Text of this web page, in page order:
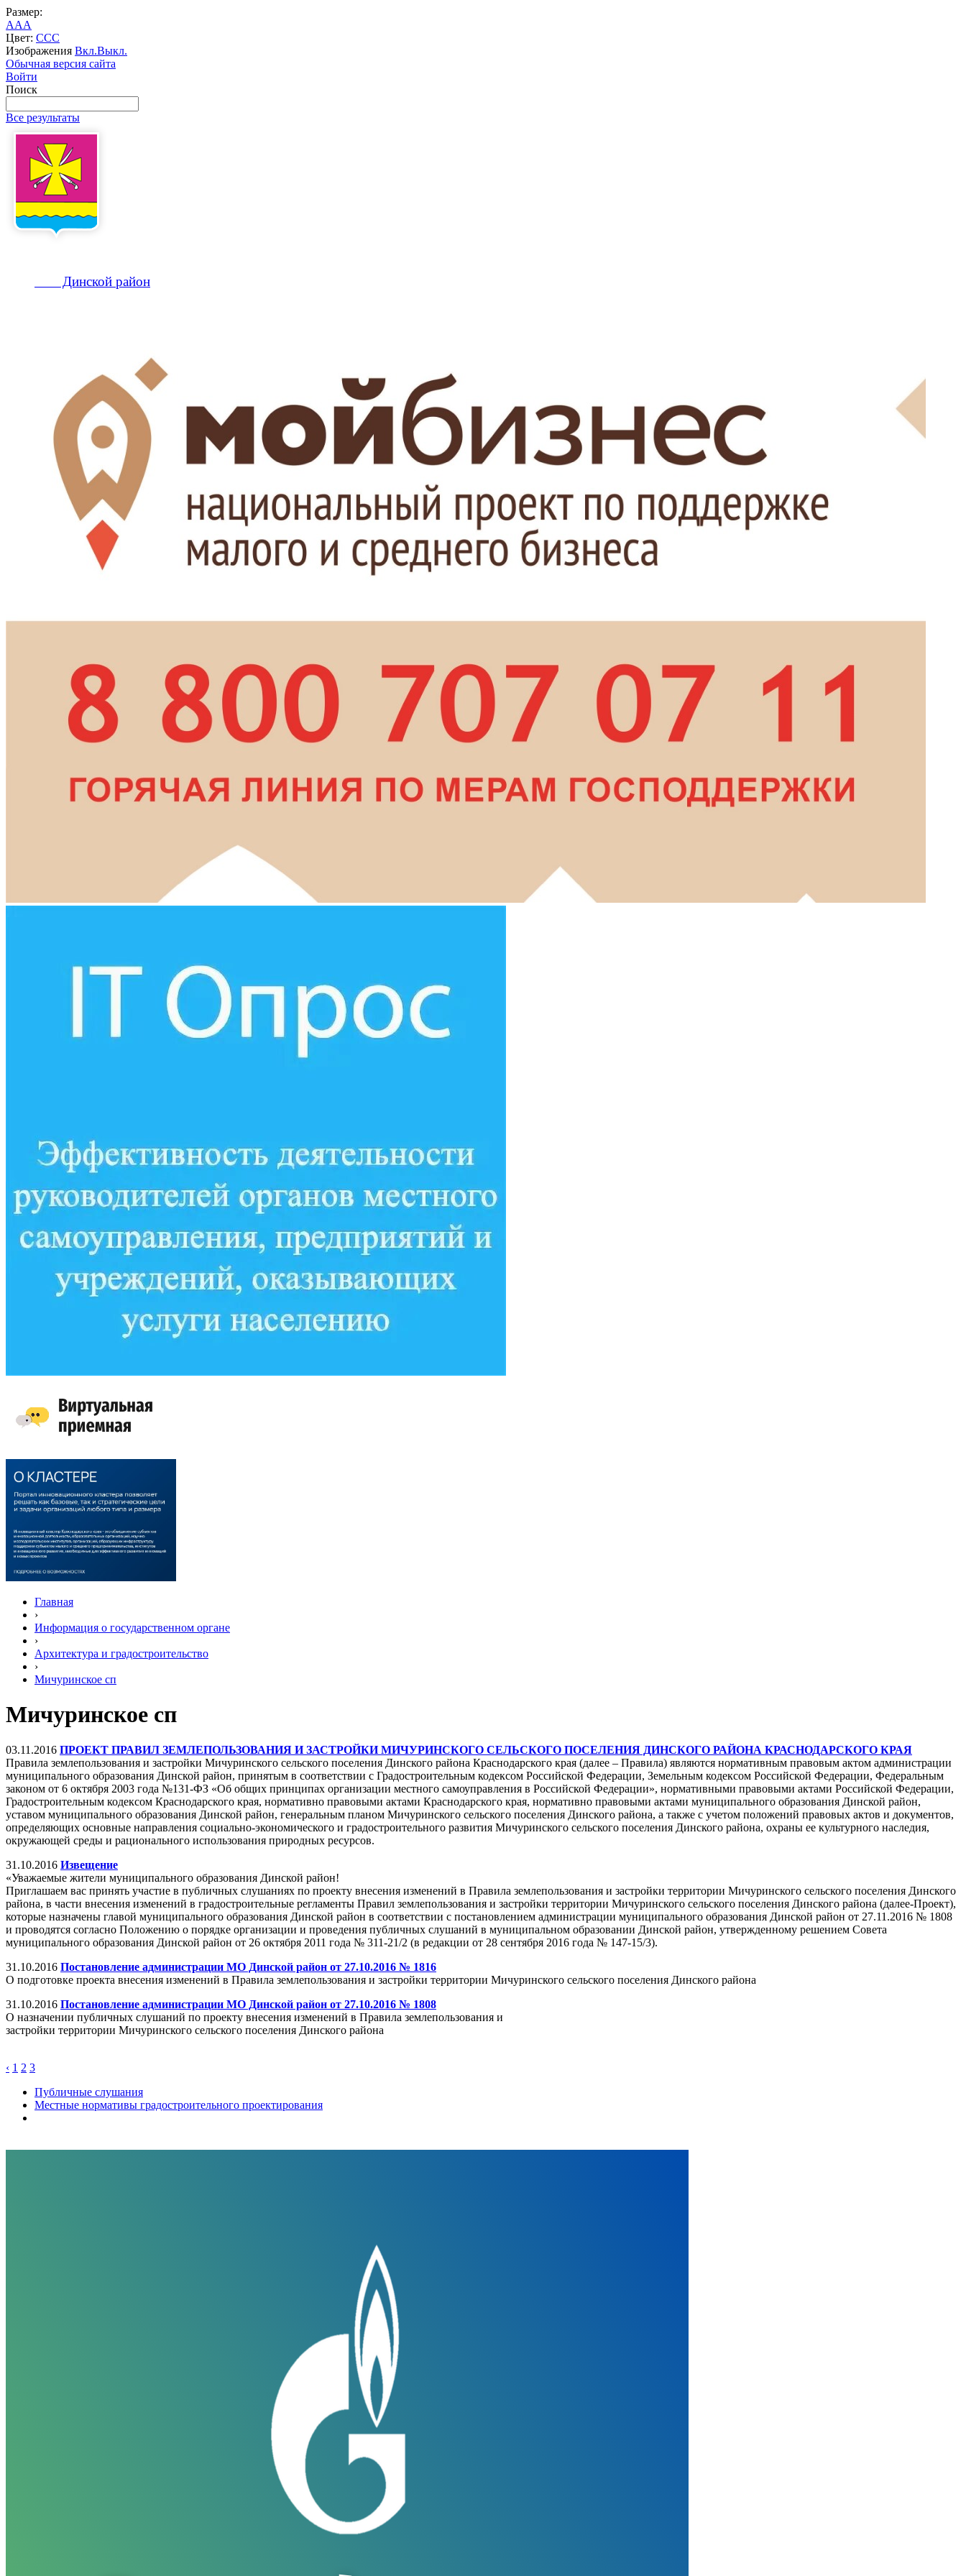
Размер:
AAA
Цвет: CCC
Изображения Вкл.Выкл.
Обычная версия сайта
Войти
Поиск
Все результаты
Динской район
Главная
›
Информация о государственном органе
›
Архитектура и градостроительство
›
Мичуринское сп
Мичуринское сп
03.11.2016 ПРОЕКТ ПРАВИЛ ЗЕМЛЕПОЛЬЗОВАНИЯ И ЗАСТРОЙКИ МИЧУРИНСКОГО СЕЛЬСКОГО ПОСЕЛЕНИЯ ДИНСКОГО РАЙОНА КРАСНОДАРСКОГО КРАЯ
Правила землепользования и застройки Мичуринского сельского поселения Динского района Краснодарского края (далее – Правила) являются нормативным правовым актом администрации
муниципального образования Динской район, принятым в соответствии с Градостроительным кодексом Российской Федерации, Земельным кодексом Российской Федерации, Федеральным
законом от 6 октября 2003 года №131-ФЗ «Об общих принципах организации местного самоуправления в Российской Федерации», нормативными правовыми актами Российской Федерации,
Градостроительным кодексом Краснодарского края, нормативно правовыми актами Краснодарского края, нормативно правовыми актами муниципального образования Динской район,
уставом муниципального образования Динской район, генеральным планом Мичуринского сельского поселения Динского района, а также с учетом положений правовых актов и документов,
определяющих основные направления социально-экономического и градостроительного развития Мичуринского сельского поселения Динского района, охраны ее культурного наследия,
окружающей среды и рационального использования природных ресурсов.
31.10.2016 Извещение
«Уважаемые жители муниципального образования Динской район!
Приглашаем вас принять участие в публичных слушаниях по проекту внесения изменений в Правила землепользования и застройки территории Мичуринского сельского поселения Динского
района, в части внесения изменений в градостроительные регламенты Правил землепользования и застройки территории Мичуринского сельского поселения Динского района (далее-Проект),
которые назначены главой муниципального образования Динской район в соответствии с постановлением администрации муниципального образования Динской район от 27.11.2016 № 1808
и проводятся согласно Положению о порядке организации и проведения публичных слушаний в муниципальном образовании Динской район, утвержденному решением Совета
муниципального образования Динской район от 26 октября 2011 года № 311-21/2 (в редакции от 28 сентября 2016 года № 147-15/3).
31.10.2016 Постановление администрации МО Динской район от 27.10.2016 № 1816
О подготовке проекта внесения изменений в Правила землепользования и застройки территории Мичуринского сельского поселения Динского района
31.10.2016 Постановление администрации МО Динской район от 27.10.2016 № 1808
О назначении публичных слушаний по проекту внесения изменений в Правила землепользования и
застройки территории Мичуринского сельского поселения Динского района
‹ 1 2 3
Публичные слушания
Местные нормативы градостроительного проектирования